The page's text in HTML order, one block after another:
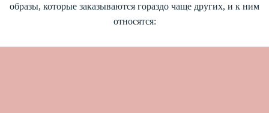
образы, которые заказываются гораздо чаще других, и к ним
относятся: